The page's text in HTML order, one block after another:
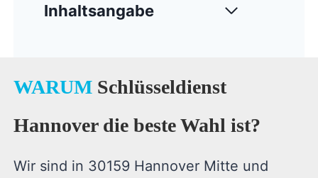
Inhaltsangabe
WARUM Schlüsseldienst
Hannover die beste Wahl ist?
Wir sind in 30159 Hannover Mitte und